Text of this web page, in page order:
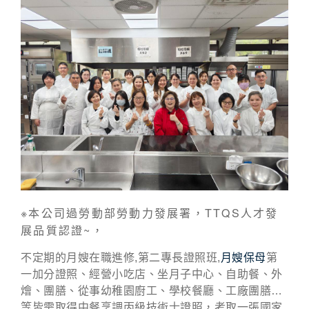
※本公司過勞動部勞動力發展署，TTQS人才發
展品質認證~，
不定期的月嫂在職進修,第二專長證照班, 月嫂保母第
一加分證照、經營小吃店、坐月子中心、自助餐、外
燴、團膳、從事幼稚園廚工、學校餐廳、工廠團膳…